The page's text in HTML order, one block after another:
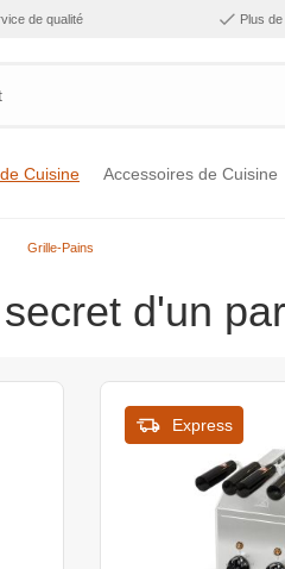
de qualité Plus
Cuisine Accessoires de Cuisine
Grille-Pains
d'un
Express